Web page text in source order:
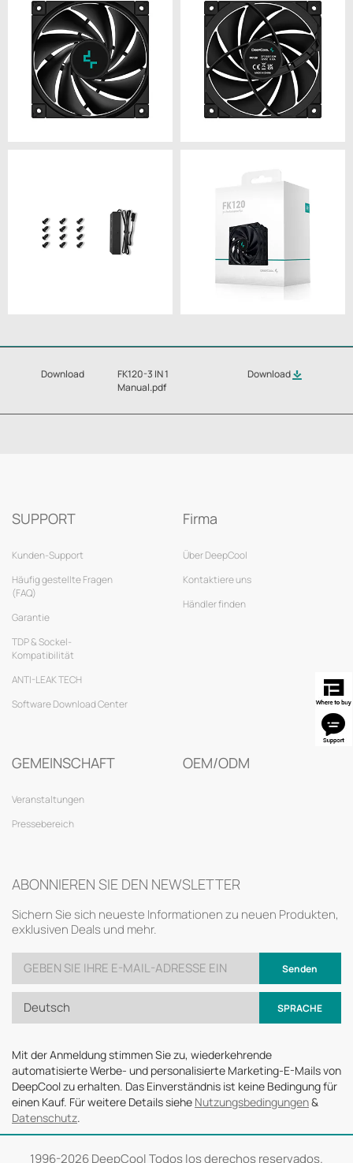
Download
FK120-3 IN 1
Manual.pdf
Download
SUPPORT
Kunden-Support
Häufig gestellte Fragen
(FAQ)
Garantie
TDP & Sockel-
Kompatibilität
ANTI-LEAK TECH
Software Download Center
Firma
Über DeepCool
Kontaktiere uns
Händler finden
GEMEINSCHAFT
Veranstaltungen
Pressebereich
OEM/ODM
ABONNIEREN SIE DEN NEWSLETTER
Sichern Sie sich neueste Informationen zu neuen Produkten,
exklusiven Deals und mehr.
Senden
Deutsch SPRACHE
Mit der Anmeldung stimmen Sie zu, wiederkehrende
automatisierte Werbe- und personalisierte Marketing-E-Mails von
DeepCool zu erhalten. Das Einverständnis ist keine Bedingung für
einen Kauf. Für weitere Details siehe Nutzungsbedingungen&
Datenschutz.
1996-2026 DeepCool Todos los derechos reservados.